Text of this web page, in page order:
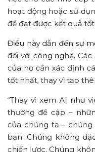
hoạt động hoặc sử
để đạt được kết quả
Điều này dẫn đến sự
đối với công nghệ.
của họ cần xác định
tốt nhất, thay vì tạo
“Thay vì xem AI như
thường đề cập –
của chúng ta –
bạn. Chúng không
chiến lược. Chúng